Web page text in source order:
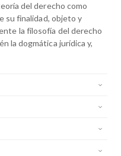
del derecho como
su finalidad, objeto y
la filosofía del derecho
la dogmática jurídica y,